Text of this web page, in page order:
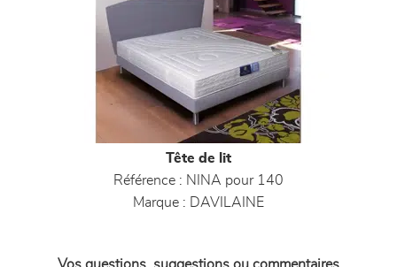
Tête de lit
Référence : NINA pour 140
Marque : DAVILAINE